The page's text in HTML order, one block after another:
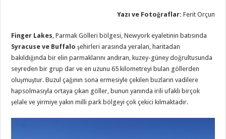
Yazı ve Fotoğraflar: Ferit Orçun
Finger Lakes , Parmak Gölleri bölgesi, Newyork eyaletinin batısında
Syracuse ve Buffalo şehirleri arasında yeralan, haritadan
bakıldığında bir elin parmaklarını andıran, kuzey-güney doğrultusunda
seyreden bir grup dar ve en uzunu 65 kilometreyi bulan göllerden
oluşmuştur. Buzul çağının sona ermesiyle çekilen buzların vadilere
hapsolmasıyla ortaya çıkan göller, bunun yanında irili ufaklı birçok
şelale ve yirmiye yakın milli park bölgeyi çok çekici kılmaktadır.